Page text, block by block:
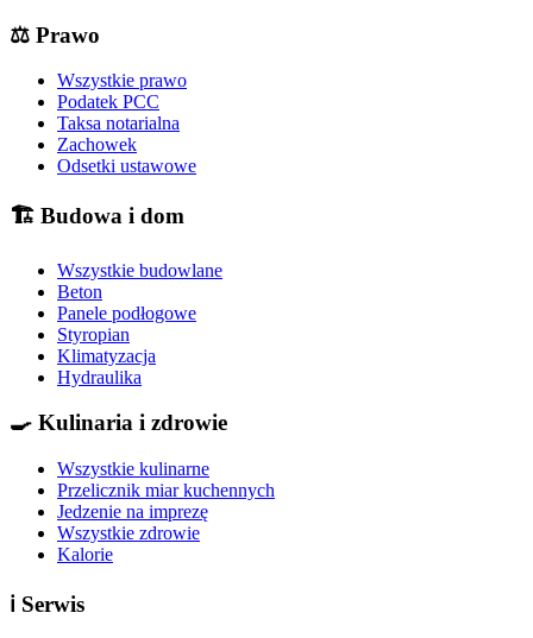
⚖️ Prawo
Wszystkie prawo
Podatek PCC
Taksa notarialna
Zachowek
Odsetki ustawowe
🏗️ Budowa i dom
Wszystkie budowlane
Beton
Panele podłogowe
Styropian
Klimatyzacja
Hydraulika
🍳 Kulinaria i zdrowie
Wszystkie kulinarne
Przelicznik miar kuchennych
Jedzenie na imprezę
Wszystkie zdrowie
Kalorie
ℹ️ Serwis